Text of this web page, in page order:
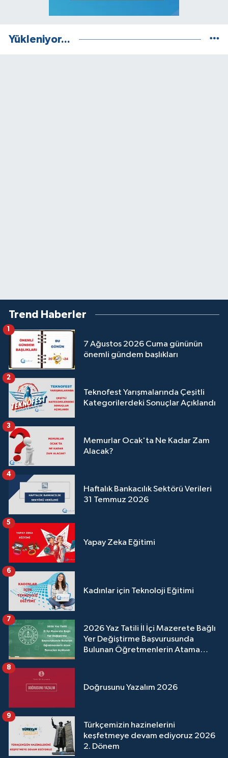
Yükleniyor...
Trend Haberler
7 Ağustos 2026 Cuma gününün
önemli gündem başlıkları
1
Teknofest Yarışmalarında Çeşitli
Kategorilerdeki Sonuçlar Açıklandı
2
Memurlar Ocak'ta Ne Kadar Zam
Alacak?
3
Haftalık Bankacılık Sektörü Verileri
31 Temmuz 2026
4
Yapay Zeka Eğitimi
5
Kadınlar için Teknoloji Eğitimi
6
2026 Yaz Tatili İl İçi Mazerete Bağlı
Yer Değiştirme Başvurusunda
Bulunan Öğretmenlerin Atama
7
Doğrusunu Yazalım 2026
8
Türkçemizin hazinelerini
keşfetmeye devam ediyoruz 2026
2. Dönem
9